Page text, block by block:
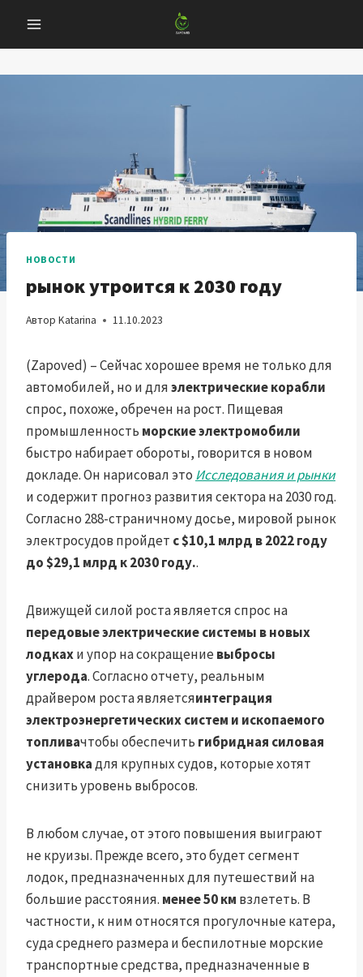
содержанию
НОВОСТИ
рынок утроится к 2030 году
Автор Katarina 11.10.2023
(Zapoved) – Сейчас хорошее время не только для
автомобилей, но и дляэлектрические корабли
спрос, похоже, обречен на рост. Пищевая
промышленность морские электромобили
быстро набирает обороты, говорится в новом
докладе. Он нарисовал это Исследования и рынки
и содержит прогноз развития сектора на 2030 год.
Согласно 288-страничному досье, мировой рынок
электросудов пройдет с $10,1 млрд в 2022 году
до $29,1 млрд к 2030 году..
Движущей силой роста является спрос на
передовые электрические системы в новых
лодкахи упор на сокращение выбросы
углерода. Согласно отчету, реальным
драйвером роста являетсяинтеграция
электроэнергетических систем и ископаемого
топливачтобы обеспечить гибридная силовая
установкадля крупных судов, которые хотят
снизить уровень выбросов.
В любом случае, от этого повышения выиграют
не круизы. Прежде всего, это будет сегмент
лодок, предназначенных для путешествий на
большие расстояния. менее 50 км взлететь. В
частности, к ним относятся прогулочные катера,
суда среднего размера и беспилотные морские
транспортные средства, предназначенные в